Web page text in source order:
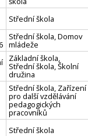
Střední škola
Střední škola, Domov
mládeže
Základní škola,
Střední škola, Školní
družina
Střední škola, Zařízení
pro další vzdělávání
pedagogických
pracovníků
Střední škola